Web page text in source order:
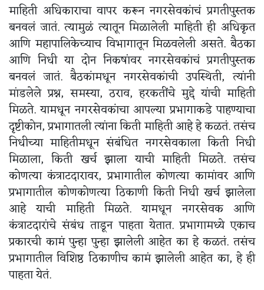
माहिती अधिकाराचा वापर करून नगरसेवकांचं प्रगतीपुस्तक
बनवलं जातं. त्यामुळं त्यातून मिळालेली माहिती ही अधिकृत
आणि महापालिकेच्याच विभागातून मिळवलेली असते. बैठका
आणि निधी या दोन निकषांवर नगरसेवकांचं प्रगतीपुस्तक
बनवलं जातं. बैठकांमधून नगरसेवकांची उपस्थिती, त्यांनी
मांडलेले प्रश्न, समस्या, ठराव, हरकतींचे मुद्दे यांची माहिती
मिळते. यामधून नगरसेवकांचा आपल्या प्रभागाकडे पाहण्याचा
दृष्टीकोन, प्रभागातली त्यांना किती माहिती आहे हे कळतं. तसंच
निधीच्या माहितीमधून संबंधित नगरसेवकाला किती निधी
मिळाला, किती खर्च झाला याची माहिती मिळते. तसंच
कोणत्या कंत्राटदारावर, प्रभागातील कोणत्या कामांवर आणि
प्रभागातील कोणकोणत्या ठिकाणी किती निधी खर्च झालेला
आहे याची माहिती मिळते. यामधून नगरसेवक आणि
कंत्राटदारांचे संबंध ताडून पाहता येतात. प्रभागामध्ये एकाच
प्रकारची कामं पुन्हा पुन्हा झालेली आहेत का हे कळतं. तसंच
प्रभागातील विशिष्ठ ठिकाणीच कामं झालेली आहेत का, हे ही
पाहता येतं.